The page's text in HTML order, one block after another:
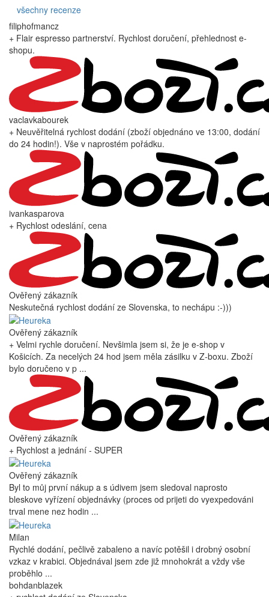
všechny recenze
filiphofmancz
+ Flair espresso partnerství. Rychlost doručení, přehlednost e-
shopu.
vaclavkabourek
+ Neuvěřitelná rychlost dodání (zboží objednáno ve 13:00, dodání
do 24 hodin!). Vše v naprostém pořádku.
ivankasparova
+ Rychlost odeslání, cena
Ověřený zákazník
Neskutečná rychlost dodání ze Slovenska, to nechápu :-)))
Ověřený zákazník
+ Velmi rychle doručení. Nevšimla jsem si, že je e-shop v
Košicích. Za necelých 24 hod jsem měla zásilku v Z-boxu. Zboží
bylo doručeno v p ...
Ověřený zákazník
+ Rychlost a jednání - SUPER
Ověřený zákazník
Byl to můj první nákup a s údivem jsem sledoval naprosto
bleskove vyřízení objednávky (proces od prijeti do vyexpedováni
trval mene nez hodin ...
Milan
Rychlé dodání, pečlivě zabaleno a navíc potěšil i drobný osobní
vzkaz v krabici. Objednával jsem zde již mnohokrát a vždy vše
proběhlo ...
bohdanblazek